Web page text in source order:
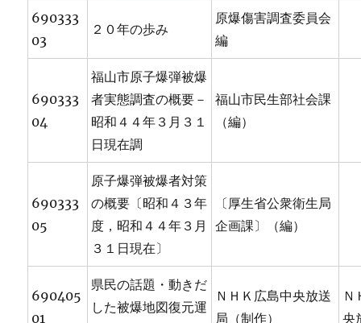
690333
03
２０年の歩み
原爆傷害調査委員会
編
690333
04
福山市原子爆弾被爆
者実態調査の概要－
昭和４４年３月３１
日現在調
福山市民生部社会課
（編）
690333
05
原子爆弾被爆者対策
の概要〔昭和４３年
度，昭和４４年３月
３１日現在〕
〔厚生省公衆衛生局
企画課〕（編）
690405
01
県民の話題・動きだ
した被爆地図復元運
ＮＨＫ広島中央放送
局（制作）
Ｎ
央